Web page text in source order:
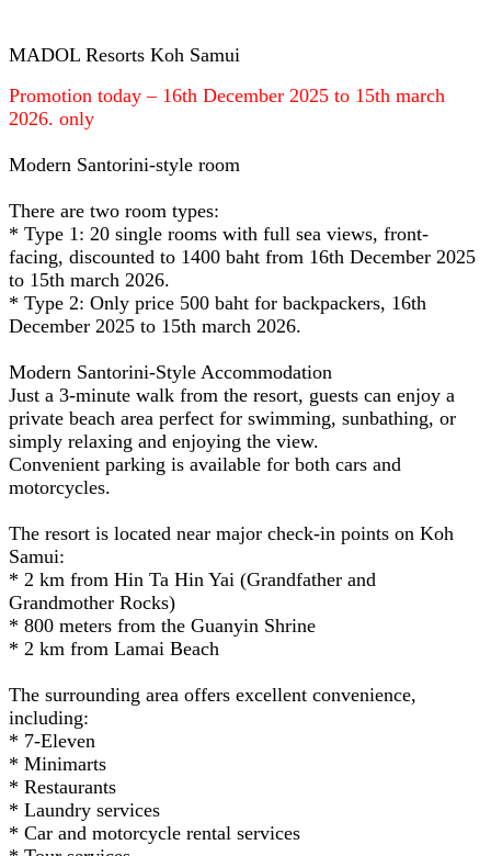
MADOL Resorts Koh Samui
Promotion today – 16th December 2025 to 15th march
2026. only
Modern Santorini-style room
There are two room types:
* Type 1: 20 single rooms with full sea views, front-
facing, discounted to 1400 baht from 16th December 2025
to 15th march 2026.
* Type 2: Only price 500 baht for backpackers, 16th
December 2025 to 15th march 2026.
Modern Santorini-Style Accommodation
Just a 3-minute walk from the resort, guests can enjoy a
private beach area perfect for swimming, sunbathing, or
simply relaxing and enjoying the view.
Convenient parking is available for both cars and
motorcycles.
The resort is located near major check-in points on Koh
Samui:
* 2 km from Hin Ta Hin Yai (Grandfather and
Grandmother Rocks)
* 800 meters from the Guanyin Shrine
* 2 km from Lamai Beach
The surrounding area offers excellent convenience,
including:
* 7-Eleven
* Minimarts
* Restaurants
* Laundry services
* Car and motorcycle rental services